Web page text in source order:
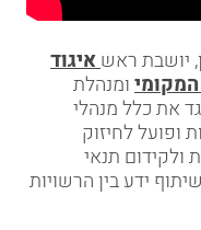
יושבת ראשאיגוד
ומנהלת
את כלל מנהלי
ופועל לחיזוק
תנאי
ידע בין הרשויות